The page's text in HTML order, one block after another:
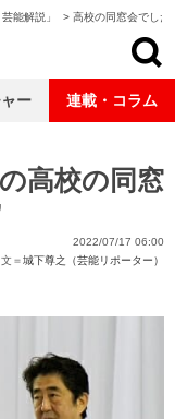
能解説」 > 高校の同窓会でした
高校の同窓
2022/07/17 06:00
文＝城下尊之（芸能リポーター）
ー 連載・コラム